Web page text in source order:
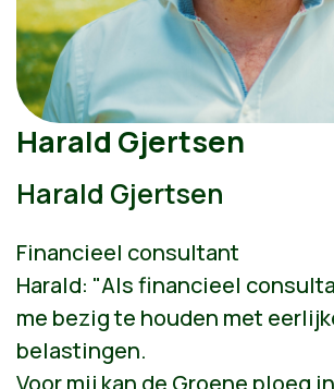
Harald Gjertsen
Harald Gjertsen
Financieel consultant
Harald: "Als financieel
me bezig te houden met
belastingen.
Voor mij kan de Groene ploeg